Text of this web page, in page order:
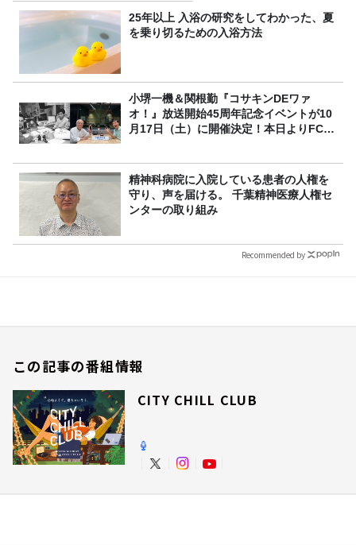
25年以上 入浴の研究をしてわかった、夏
を乗り切るための入浴方法
小堺一機＆関根勤『コサキンDEワァ
オ！』放送開始45周年記念イベントが10
月17日（土）に開催決定！本日よりFC先
精神科病院に入院している患者の人権を
守り、声を届ける。 千葉精神医療人権セ
ンターの取り組み
Recommended by
この記事の番組情報
CITY CHILL CLUB